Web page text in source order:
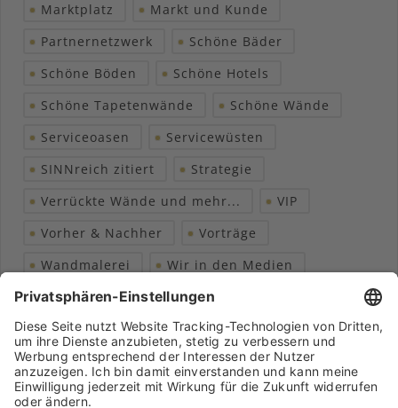
Marktplatz
Markt und Kunde
Partnernetzwerk
Schöne Bäder
Schöne Böden
Schöne Hotels
Schöne Tapetenwände
Schöne Wände
Serviceoasen
Servicewüsten
SINNreich zitiert
Strategie
Verrückte Wände und mehr...
VIP
Vorher & Nachher
Vorträge
Wandmalerei
Wir in den Medien
Wohngesundheit